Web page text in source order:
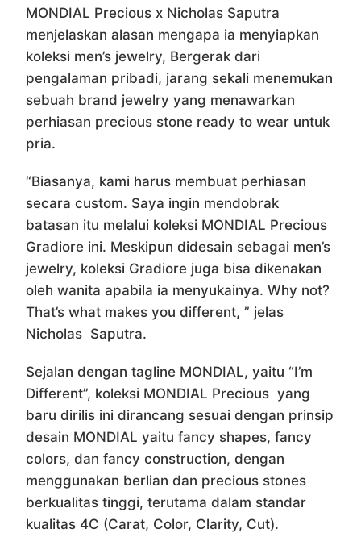
MONDIAL Precious x Nicholas Saputra
menjelaskan alasan mengapa ia menyiapkan
koleksi men’s jewelry, Bergerak dari
pengalaman pribadi, jarang sekali menemukan
sebuah brand jewelry yang menawarkan
perhiasan precious stone ready to wear untuk
pria.
“Biasanya, kami harus membuat perhiasan
secara custom. Saya ingin mendobrak
batasan itu melalui koleksi MONDIAL Precious
Gradiore ini. Meskipun didesain sebagai men’s
jewelry, koleksi Gradiore juga bisa dikenakan
oleh wanita apabila ia menyukainya. Why not?
That’s what makes you different, ” jelas
Nicholas Saputra.
Sejalan dengan tagline MONDIAL, yaitu “I’m
Different”, koleksi MONDIAL Precious yang
baru dirilis ini dirancang sesuai dengan prinsip
desain MONDIAL yaitu fancy shapes, fancy
colors, dan fancy construction, dengan
menggunakan berlian dan precious stones
berkualitas tinggi, terutama dalam standar
kualitas 4C (Carat, Color, Clarity, Cut).